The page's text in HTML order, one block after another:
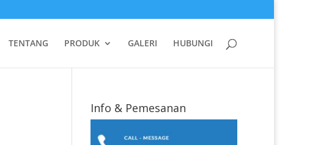
TENTANG PRODUK GALERI HUBUNGI
Info & Pemesanan